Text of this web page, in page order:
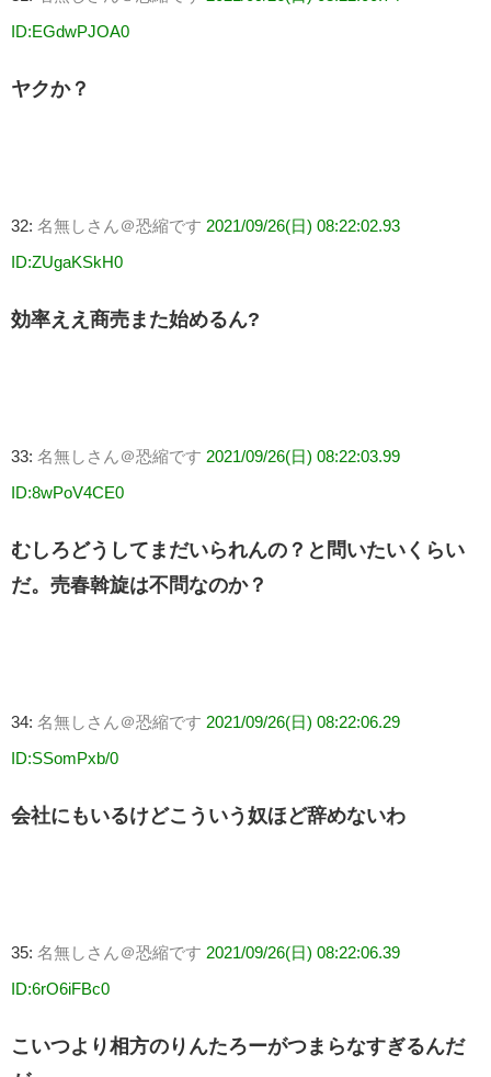
ID:EGdwPJOA0
ヤクか？
32: 名無しさん＠恐縮です 2021/09/26(日) 08:22:02.93
ID:ZUgaKSkH0
効率ええ商売また始めるん?
33: 名無しさん＠恐縮です 2021/09/26(日) 08:22:03.99
ID:8wPoV4CE0
むしろどうしてまだいられんの？と問いたいくらい
だ。売春斡旋は不問なのか？
34: 名無しさん＠恐縮です 2021/09/26(日) 08:22:06.29
ID:SSomPxb/0
会社にもいるけどこういう奴ほど辞めないわ
35: 名無しさん＠恐縮です 2021/09/26(日) 08:22:06.39
ID:6rO6iFBc0
こいつより相方のりんたろーがつまらなすぎるんだ